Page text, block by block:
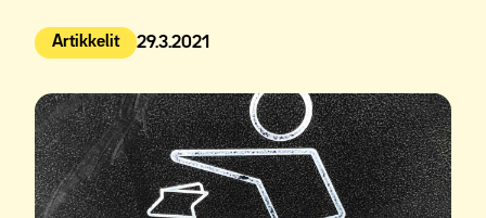
Artikkelit
Julkaistu: 29.3.2021